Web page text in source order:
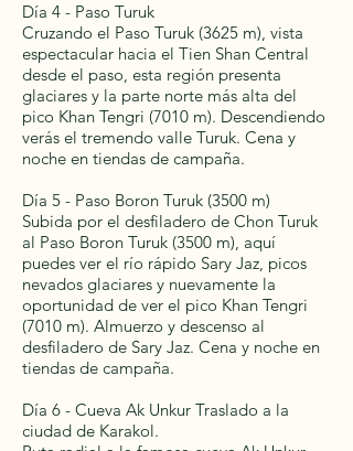
Día 4 - Paso Turuk
Cruzando el Paso Turuk (3625 m), vista
espectacular hacia el Tien Shan Central
desde el paso, esta región presenta
glaciares y la parte norte más alta del
pico Khan Tengri (7010 m). Descendiendo
verás el tremendo valle Turuk. Cena y
noche en tiendas de campaña.
Día 5 - Paso Boron Turuk (3500 m)
Subida por el desfiladero de Chon Turuk
al Paso Boron Turuk (3500 m), aquí
puedes ver el río rápido Sary Jaz, picos
nevados glaciares y nuevamente la
oportunidad de ver el pico Khan Tengri
(7010 m). Almuerzo y descenso al
desfiladero de Sary Jaz. Cena y noche en
tiendas de campaña.
Día 6 - Cueva Ak Unkur Traslado a la
ciudad de Karakol.